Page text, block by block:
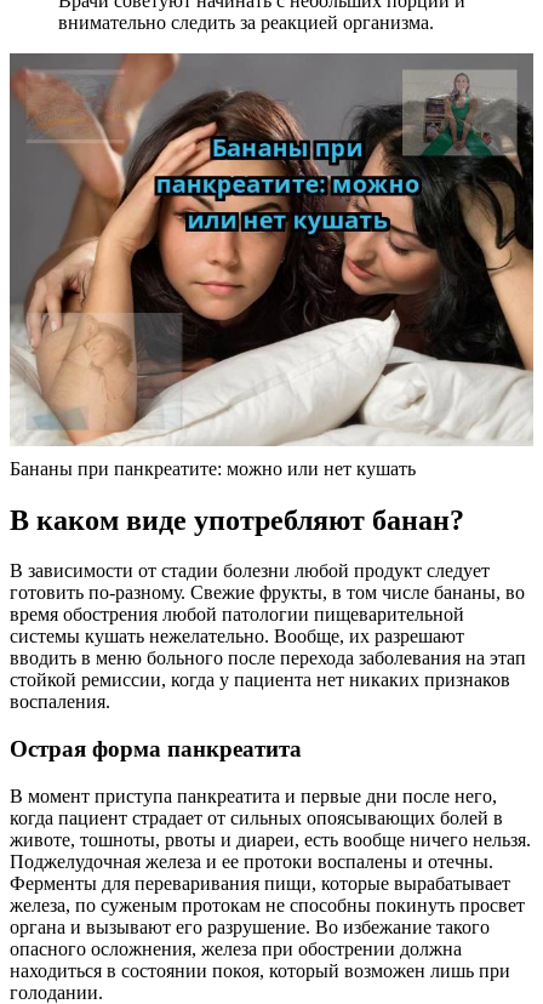
внимательно следить за реакцией организма.
Бананы при панкреатите: можно или нет кушать
В каком виде употребляют банан?
В зависимости от стадии болезни любой продукт следует
готовить по-разному. Свежие фрукты, в том числе бананы, во
время обострения любой патологии пищеварительной
системы кушать нежелательно. Вообще, их разрешают
вводить в меню больного после перехода заболевания на этап
стойкой ремиссии, когда у пациента нет никаких признаков
воспаления.
Острая форма панкреатита
В момент приступа панкреатита и первые дни после него,
когда пациент страдает от сильных опоясывающих болей в
животе, тошноты, рвоты и диареи, есть вообще ничего нельзя.
Поджелудочная железа и ее протоки воспалены и отечны.
Ферменты для переваривания пищи, которые вырабатывает
железа, по суженым протокам не способны покинуть просвет
органа и вызывают его разрушение. Во избежание такого
опасного осложнения, железа при обострении должна
находиться в состоянии покоя, который возможен лишь при
голодании.